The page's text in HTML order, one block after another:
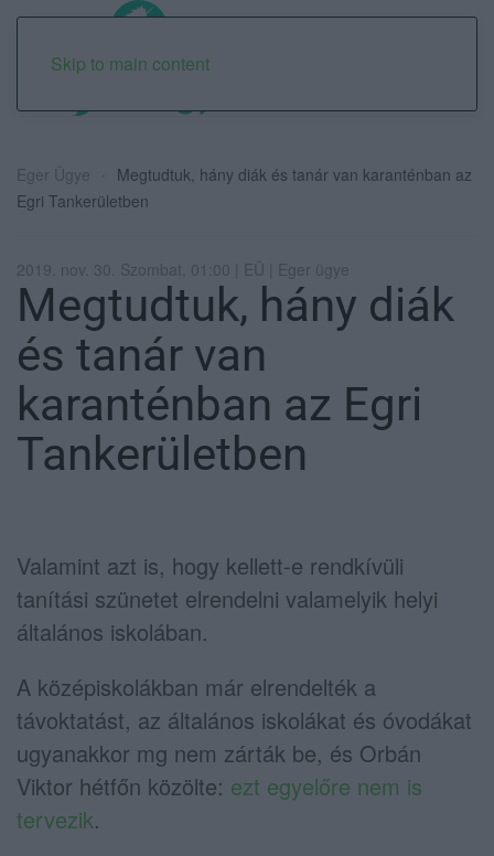
Skip to main content
Eger Ügye
Megtudtuk, hány diák és tanár van karanténban az
Egri Tankerületben
2019. nov. 30. Szombat, 01:00 | EÜ | Eger ügye
Megtudtuk, hány diák
és tanár van
karanténban az Egri
Tankerületben
Valamint azt is, hogy kellett-e rendkívüli
tanítási szünetet elrendelni valamelyik helyi
általános iskolában.
A középiskolákban már elrendelték a
távoktatást, az általános iskolákat és óvodákat
ugyanakkor mg nem zárták be, és Orbán
Viktor hétfőn közölte: ezt egyelőre nem is
tervezik.